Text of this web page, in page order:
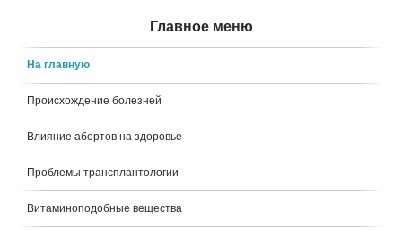
Главное меню
На главную
Происхождение болезней
Влияние абортов на здоровье
Проблемы трансплантологии
Витаминоподобные вещества